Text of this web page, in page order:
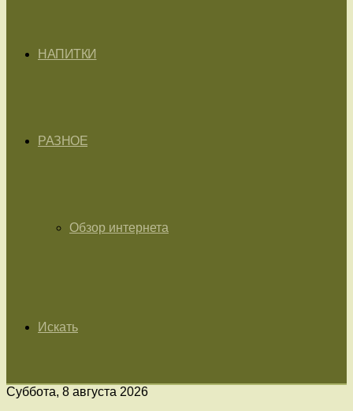
НАПИТКИ
РАЗНОЕ
Обзор интернета
Искать
Суббота, 8 августа 2026